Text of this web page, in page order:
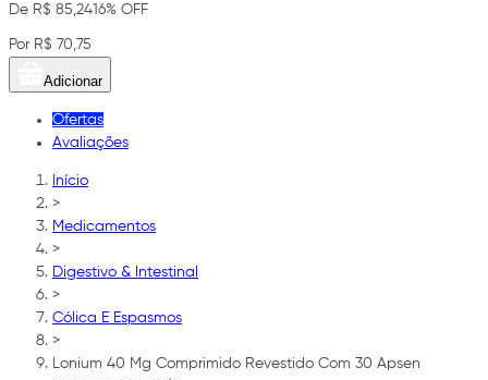
De R$ 85,2416% OFF
Por R$ 70,75
Adicionar
Ofertas
Avaliações
Início
>
Medicamentos
>
Digestivo & Intestinal
>
Cólica E Espasmos
>
Lonium 40 Mg Comprimido Revestido Com 30 Apsen